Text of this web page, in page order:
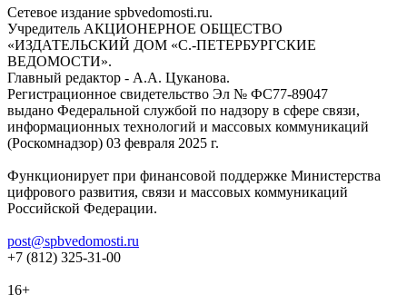
Сетевое издание spbvedomosti.ru.
Учредитель АКЦИОНЕРНОЕ ОБЩЕСТВО
«ИЗДАТЕЛЬСКИЙ ДОМ «С.-ПЕТЕРБУРГСКИЕ
ВЕДОМОСТИ».
Главный редактор - А.А. Цуканова.
Регистрационное свидетельство Эл № ФС77-89047
выдано Федеральной службой по надзору в сфере связи,
информационных технологий и массовых коммуникаций
(Роскомнадзор) 03 февраля 2025 г.
Функционирует при финансовой поддержке Министерства
цифрового развития, связи и массовых коммуникаций
Российской Федерации.
post@spbvedomosti.ru
+7 (812) 325-31-00
16+